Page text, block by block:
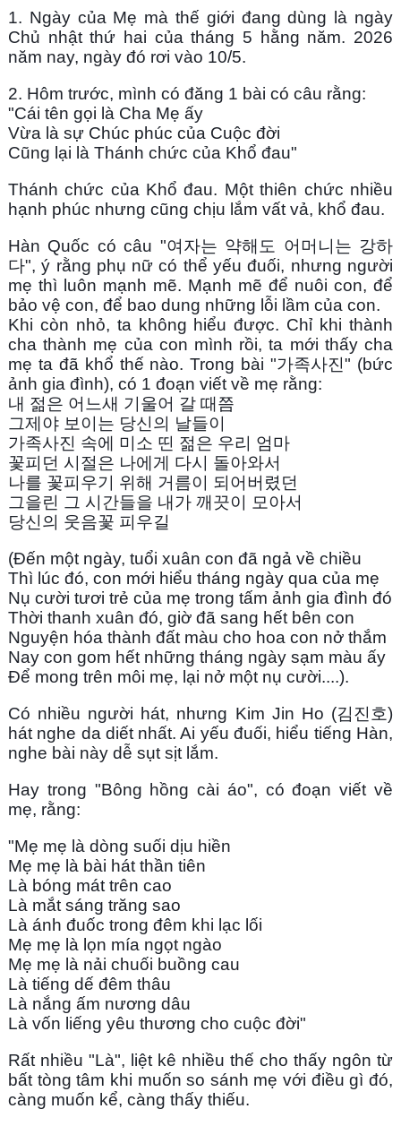
1. Ngày của Mẹ mà thế giới đang dùng là ngày
Chủ nhật thứ hai của tháng 5 hằng năm. 2026
năm nay, ngày đó rơi vào 10/5.
2. Hôm trước, mình có đăng 1 bài có câu rằng:
"Cái tên gọi là Cha Mẹ ấy
Vừa là sự Chúc phúc của Cuộc đời
Cũng lại là Thánh chức của Khổ đau"
Thánh chức của Khổ đau. Một thiên chức nhiều
hạnh phúc nhưng cũng chịu lắm vất vả, khổ đau.
Hàn Quốc có câu "여자는 약해도 어머니는 강하
다", ý rằng phụ nữ có thể yếu đuối, nhưng người
mẹ thì luôn mạnh mẽ. Mạnh mẽ để nuôi con, để
bảo vệ con, để bao dung những lỗi lầm của con.
Khi còn nhỏ, ta không hiểu được. Chỉ khi thành
cha thành mẹ của con mình rồi, ta mới thấy cha
mẹ ta đã khổ thế nào. Trong bài "가족사진" (bức
ảnh gia đình), có 1 đoạn viết về mẹ rằng:
내 젊은 어느새 기울어 갈 때쯤
그제야 보이는 당신의 날들이
가족사진 속에 미소 띤 젊은 우리 엄마
꽃피던 시절은 나에게 다시 돌아와서
나를 꽃피우기 위해 거름이 되어버렸던
그을린 그 시간들을 내가 깨끗이 모아서
당신의 웃음꽃 피우길
(Đến một ngày, tuổi xuân con đã ngả về chiều
Thì lúc đó, con mới hiểu tháng ngày qua của mẹ
Nụ cười tươi trẻ của mẹ trong tấm ảnh gia đình đó
Thời thanh xuân đó, giờ đã sang hết bên con
Nguyện hóa thành đất màu cho hoa con nở thắm
Nay con gom hết những tháng ngày sạm màu ấy
Để mong trên môi mẹ, lại nở một nụ cười....).
Có nhiều người hát, nhưng Kim Jin Ho (김진호)
hát nghe da diết nhất. Ai yếu đuối, hiểu tiếng Hàn,
nghe bài này dễ sụt sịt lắm.
Hay trong "Bông hồng cài áo", có đoạn viết về
mẹ, rằng:
"Mẹ mẹ là dòng suối dịu hiền
Mẹ mẹ là bài hát thần tiên
Là bóng mát trên cao
Là mắt sáng trăng sao
Là ánh đuốc trong đêm khi lạc lối
Mẹ mẹ là lọn mía ngọt ngào
Mẹ mẹ là nải chuối buồng cau
Là tiếng dế đêm thâu
Là nắng ấm nương dâu
Là vốn liếng yêu thương cho cuộc đời"
Rất nhiều "Là", liệt kê nhiều thế cho thấy ngôn từ
bất tòng tâm khi muốn so sánh mẹ với điều gì đó,
càng muốn kể, càng thấy thiếu.